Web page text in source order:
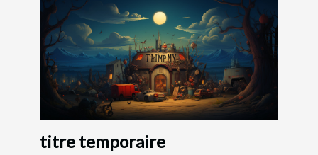
titre temporaire